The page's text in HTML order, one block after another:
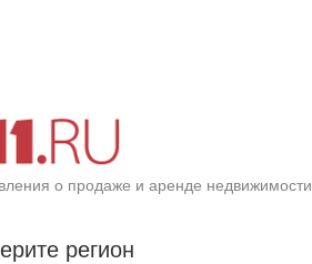
о продаже и аренде недвижимости
регион